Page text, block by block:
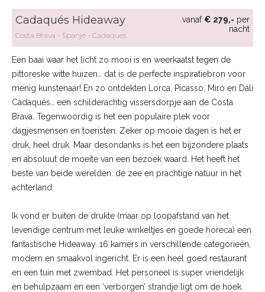
vanaf € 279,- per
nacht
Cadaqués Hideaway
Costa Brava Spanje Cadaques
Een baai waar het licht zo mooi is en weerkaatst tegen de
pittoreske witte huizen… dat is de perfecte inspiratiebron voor
menig kunstenaar! En zo ontdekten Lorca, Picasso, Miró en Dalí
Cadaqués… een schilderachtig vissersdorpje aan de Costa
Brava. Tegenwoordig is het een populaire plek voor
dagjesmensen en toeristen. Zeker op mooie dagen is het er
druk, heel druk. Maar desondanks is het een bijzondere plaats
en absoluut de moeite van een bezoek waard. Het heeft het
beste van beide werelden: de zee en prachtige natuur in het
achterland.
Ik vond er buiten de drukte (maar op loopafstand van het
levendige centrum met leuke winkeltjes en goede horeca) een
fantastische Hideaway. 16 kamers in verschillende categorieën,
modern en smaakvol ingericht. Er is een heel goed restaurant
en een tuin met zwembad. Het personeel is super vriendelijk
en behulpzaam en een ‘verborgen’ strandje ligt om de hoek.